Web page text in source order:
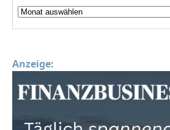
Anzeige: